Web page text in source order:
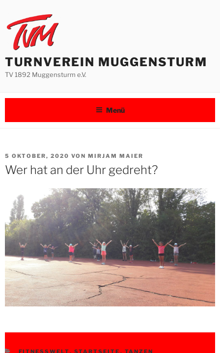
springen
TURNVEREIN MUGGENSTURM
TV 1892 Muggensturm e.V.
Menü
VERÖFFENTLICHT
AM
5 OKTOBER, 2020 VON MIRJAM MAIER
Wer hat an der Uhr gedreht?
KATEGORIEN